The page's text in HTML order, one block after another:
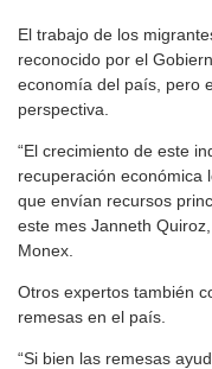
El trabajo de los
reconocido por el
economía del país, pero
perspectiva.
“El crecimiento de este
recuperación económica
que envían recursos
este mes Janneth
Monex.
Otros expertos también
remesas en el país.
“Si bien las remesas